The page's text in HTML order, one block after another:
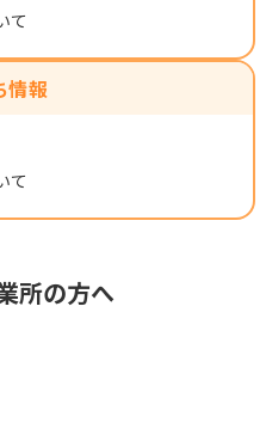
て
情報
て
所の方へ